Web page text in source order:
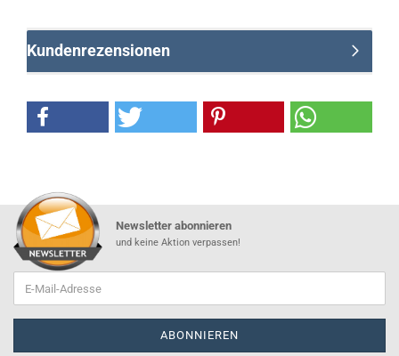
Kundenrezensionen
Newsletter abonnieren
und keine Aktion verpassen!